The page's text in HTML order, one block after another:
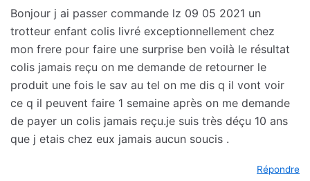
Bonjour j ai passer commande lz 09 05 2021 un
trotteur enfant colis livré exceptionnellement chez
mon frere pour faire une surprise ben voilà le résultat
colis jamais reçu on me demande de retourner le
produit une fois le sav au tel on me dis q il vont voir
ce q il peuvent faire 1 semaine après on me demande
de payer un colis jamais reçu.je suis très déçu 10 ans
que j etais chez eux jamais aucun soucis .
Répondre